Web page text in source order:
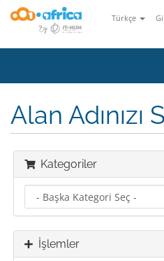
Türkçe
Alan Adınızı
Kategoriler
İşlemler